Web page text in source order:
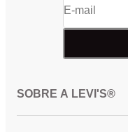
SOBRE A LEVI'S®